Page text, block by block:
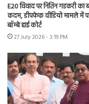
E20 विवाद पर नितिन गडकरी का
कदम, डीपफेक वीडियो मामले में
बॉम्बे हाई कोर्ट
27 July 2026 - 3:19 PM